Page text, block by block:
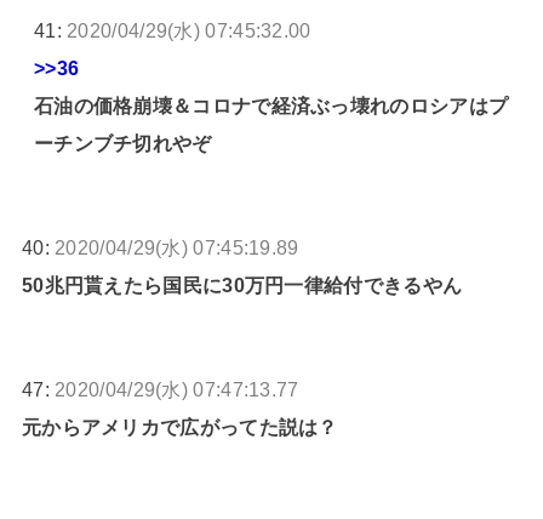
41: 2020/04/29(水) 07:45:32.00
>>36
石油の価格崩壊＆コロナで経済ぶっ壊れのロシアはプ
ーチンブチ切れやぞ
40: 2020/04/29(水) 07:45:19.89
50兆円貰えたら国民に30万円一律給付できるやん
47: 2020/04/29(水) 07:47:13.77
元からアメリカで広がってた説は？